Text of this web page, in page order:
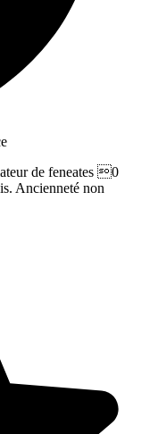
de feneates 0
Ancienneté non